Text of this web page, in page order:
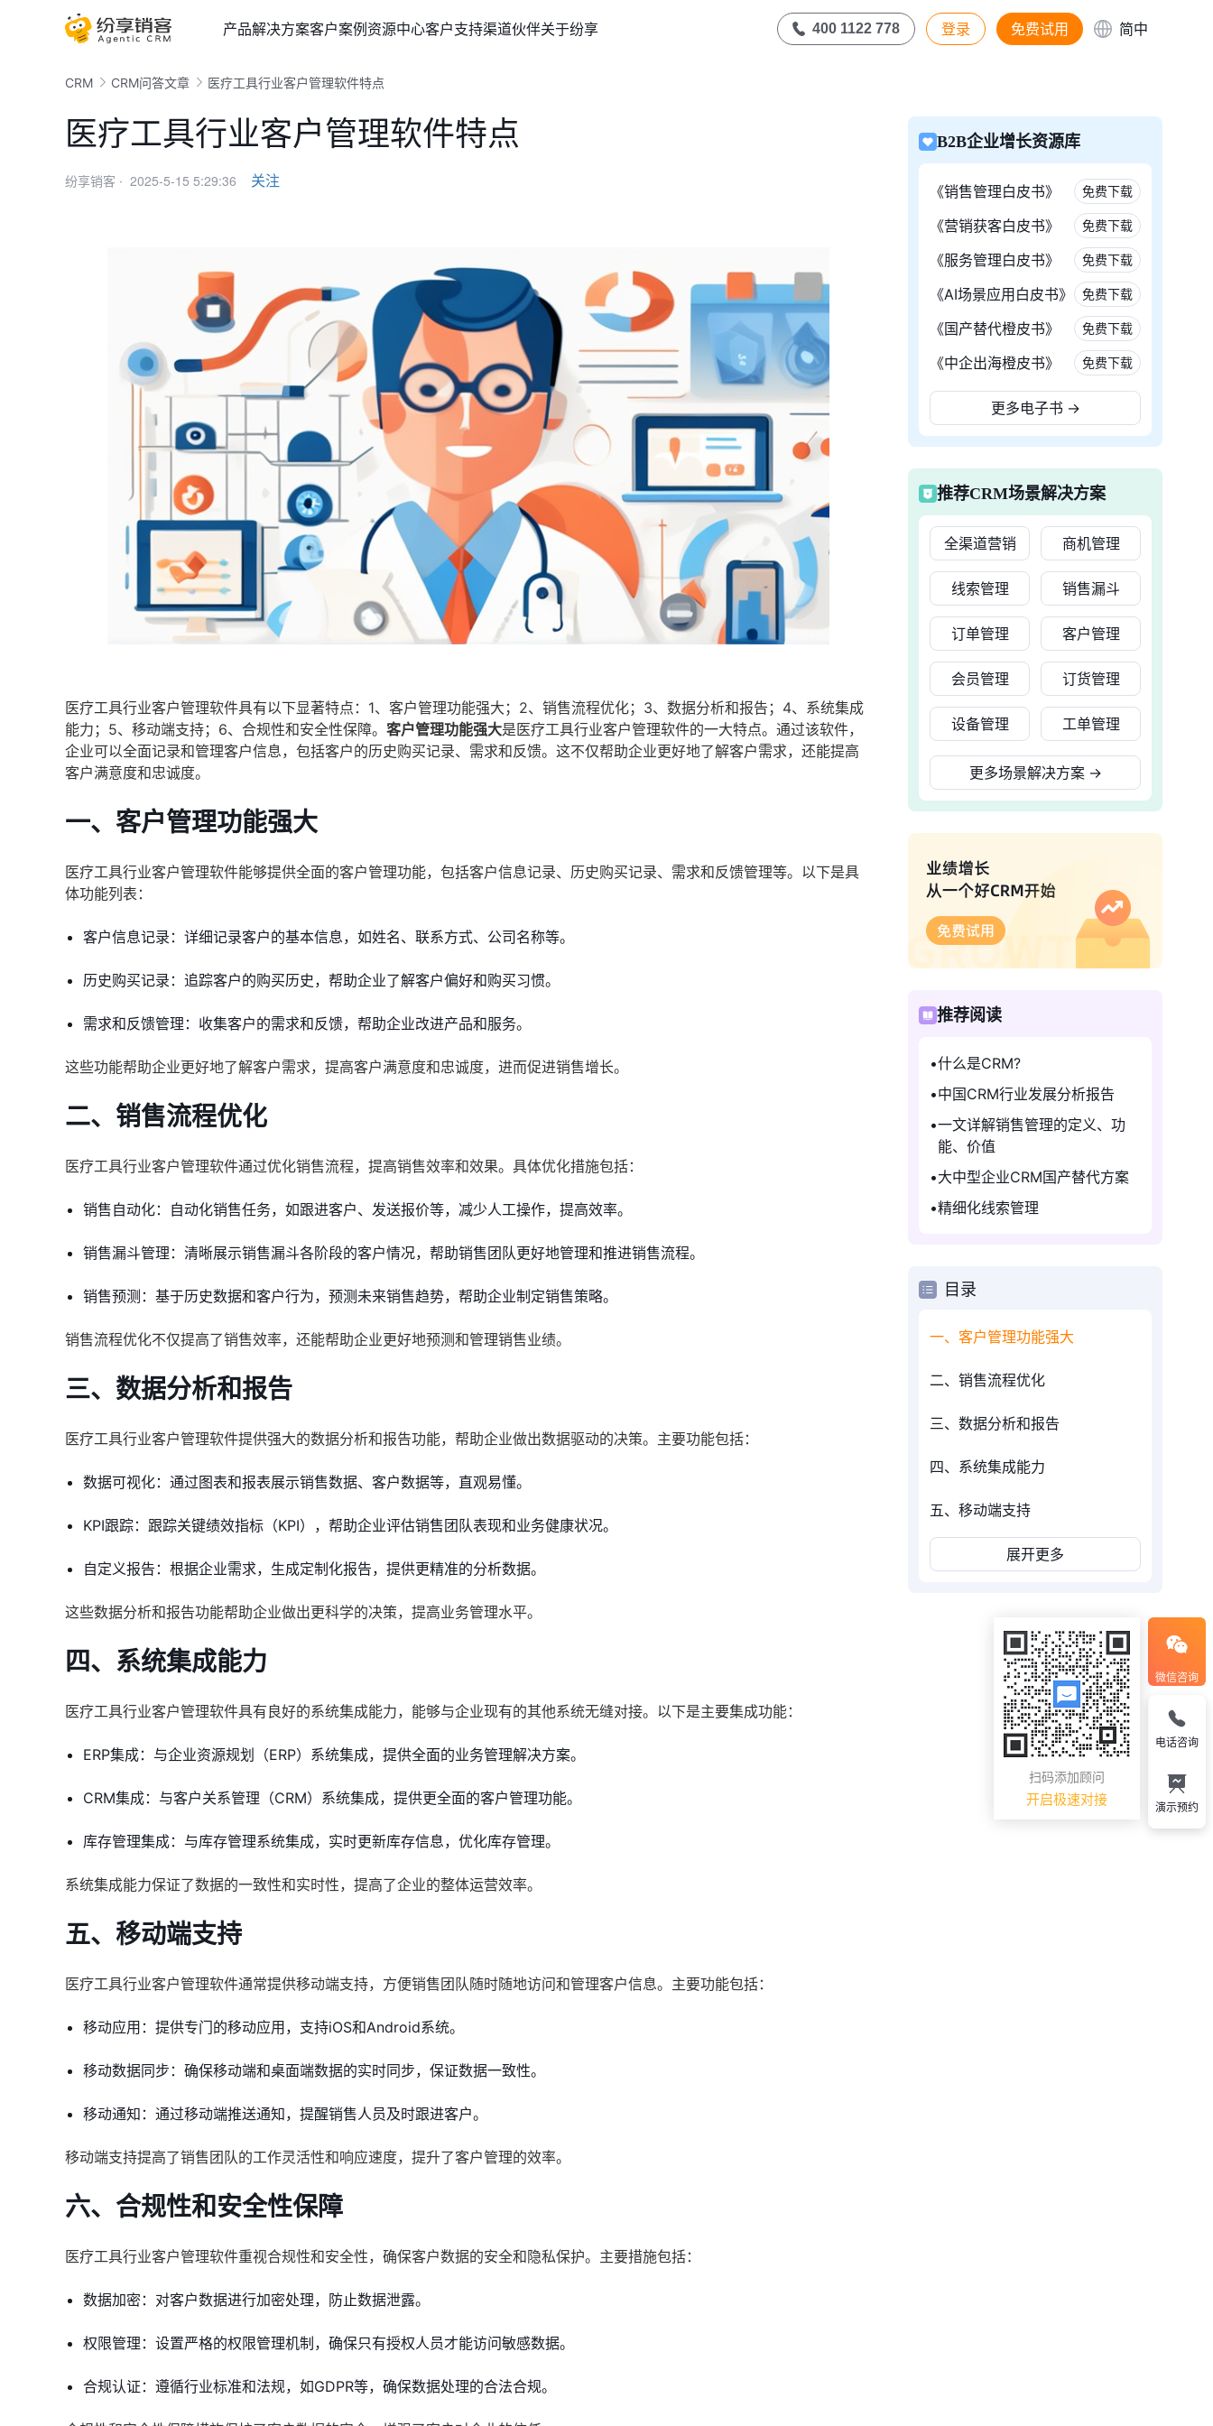
产品解决方案客户案例资源中心客户支持渠道伙伴关于纷享 400 1122 778 登录 免费试用 简中
CRM CRM问答文章 医疗工具行业客户管理软件特点
医疗工具行业客户管理软件特点
纷享销客 · 2025-5-15 5:29:36 关注
医疗工具行业客户管理软件具有以下显著特点：1、客户管理功能强大；2、销售流程优化；3、数据分析和报告；4、系统集成
能力；5、移动端支持；6、合规性和安全性保障。 客户管理功能强大是医疗工具行业客户管理软件的一大特点。通过该软件，
企业可以全面记录和管理客户信息，包括客户的历史购买记录、需求和反馈。这不仅帮助企业更好地了解客户需求，还能提高
客户满意度和忠诚度。
一、客户管理功能强大
医疗工具行业客户管理软件能够提供全面的客户管理功能，包括客户信息记录、历史购买记录、需求和反馈管理等。以下是具
体功能列表：
客户信息记录：详细记录客户的基本信息，如姓名、联系方式、公司名称等。
历史购买记录：追踪客户的购买历史，帮助企业了解客户偏好和购买习惯。
需求和反馈管理：收集客户的需求和反馈，帮助企业改进产品和服务。
这些功能帮助企业更好地了解客户需求，提高客户满意度和忠诚度，进而促进销售增长。
二、销售流程优化
医疗工具行业客户管理软件通过优化销售流程，提高销售效率和效果。具体优化措施包括：
销售自动化：自动化销售任务，如跟进客户、发送报价等，减少人工操作，提高效率。
销售漏斗管理：清晰展示销售漏斗各阶段的客户情况，帮助销售团队更好地管理和推进销售流程。
销售预测：基于历史数据和客户行为，预测未来销售趋势，帮助企业制定销售策略。
销售流程优化不仅提高了销售效率，还能帮助企业更好地预测和管理销售业绩。
三、数据分析和报告
医疗工具行业客户管理软件提供强大的数据分析和报告功能，帮助企业做出数据驱动的决策。主要功能包括：
数据可视化：通过图表和报表展示销售数据、客户数据等，直观易懂。
KPI跟踪：跟踪关键绩效指标（KPI），帮助企业评估销售团队表现和业务健康状况。
自定义报告：根据企业需求，生成定制化报告，提供更精准的分析数据。
这些数据分析和报告功能帮助企业做出更科学的决策，提高业务管理水平。
四、系统集成能力
医疗工具行业客户管理软件具有良好的系统集成能力，能够与企业现有的其他系统无缝对接。以下是主要集成功能：
ERP集成：与企业资源规划（ERP）系统集成，提供全面的业务管理解决方案。
CRM集成：与客户关系管理（CRM）系统集成，提供更全面的客户管理功能。
库存管理集成：与库存管理系统集成，实时更新库存信息，优化库存管理。
系统集成能力保证了数据的一致性和实时性，提高了企业的整体运营效率。
五、移动端支持
医疗工具行业客户管理软件通常提供移动端支持，方便销售团队随时随地访问和管理客户信息。主要功能包括：
移动应用：提供专门的移动应用，支持iOS和Android系统。
移动数据同步：确保移动端和桌面端数据的实时同步，保证数据一致性。
移动通知：通过移动端推送通知，提醒销售人员及时跟进客户。
移动端支持提高了销售团队的工作灵活性和响应速度，提升了客户管理的效率。
六、合规性和安全性保障
医疗工具行业客户管理软件重视合规性和安全性，确保客户数据的安全和隐私保护。主要措施包括：
数据加密：对客户数据进行加密处理，防止数据泄露。
权限管理：设置严格的权限管理机制，确保只有授权人员才能访问敏感数据。
合规认证：遵循行业标准和法规，如GDPR等，确保数据处理的合法合规。
B2B企业增长资源库
《销售管理白皮书》 免费下载
《营销获客白皮书》 免费下载
《服务管理白皮书》 免费下载
《AI场景应用白皮书》 免费下载
《国产替代橙皮书》 免费下载
《中企出海橙皮书》 免费下载
更多电子书 →
推荐CRM场景解决方案
全渠道营销 商机管理
线索管理 销售漏斗
订单管理 客户管理
会员管理 订货管理
设备管理 工单管理
更多场景解决方案 →
推荐阅读
什么是CRM?
中国CRM行业发展分析报告
一文详解销售管理的定义、功
能、价值
大中型企业CRM国产替代方案
精细化线索管理
目录
一、客户管理功能强大
二、销售流程优化
三、数据分析和报告
四、系统集成能力
五、移动端支持
展开更多
微信咨询
扫码添加顾问
开启极速对接
电话咨询
演示预约